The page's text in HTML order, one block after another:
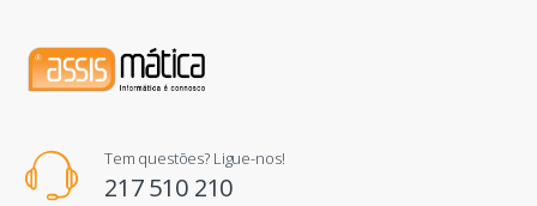
Tem questões? Ligue-nos!
217 510 210